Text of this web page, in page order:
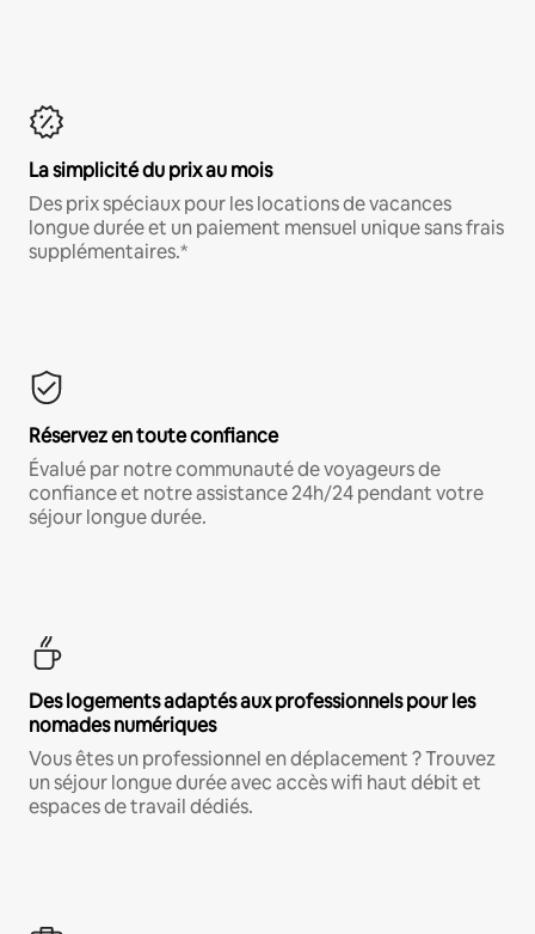
La simplicité du prix au mois
Des prix spéciaux pour les locations de vacances
longue durée et un paiement mensuel unique sans frais
supplémentaires.*
Réservez en toute confiance
Évalué par notre communauté de voyageurs de
confiance et notre assistance 24h/24 pendant votre
séjour longue durée.
Des logements adaptés aux professionnels pour les
nomades numériques
Vous êtes un professionnel en déplacement ? Trouvez
un séjour longue durée avec accès wifi haut débit et
espaces de travail dédiés.